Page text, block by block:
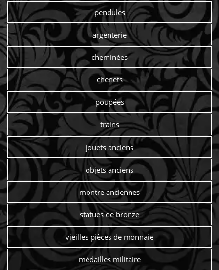
pendules
argenterie
cheminées
chenets
poupées
trains
jouets anciens
objets anciens
montre anciennes
statues de bronze
vieilles pièces de monnaie
médailles militaire